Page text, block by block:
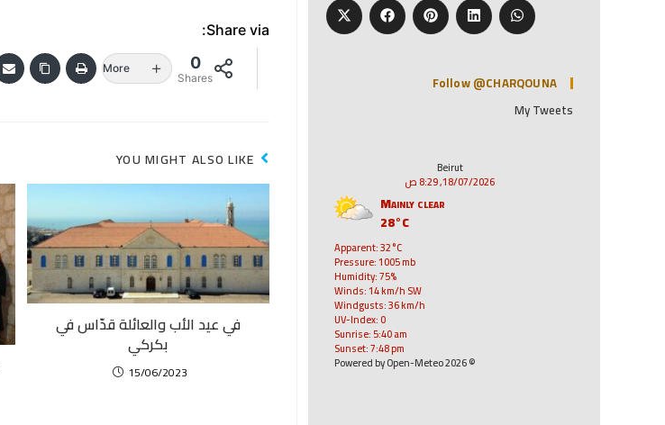
Share via:
0
Shares
More
YOU MIGHT ALSO LIKE
في عيد الأب والعائلة قدّاس في
بكركي
15/06/2023
Follow @CHARQOUNA
My Tweets
Beirut
18/07/2026, 8:29 ص
Mainly clear
28°C
Apparent: 32°C
Pressure: 1005 mb
Humidity: 75%
Winds: 14 km/h SW
Windgusts: 36 km/h
UV-Index: 0
Sunrise: 5:40 am
Sunset: 7:48 pm
© 2026 Powered by Open-Meteo